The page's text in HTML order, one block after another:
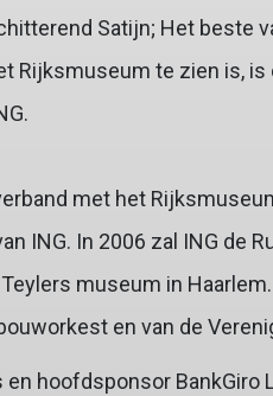
Satijn; Het beste
Rijksmuseum te zien is,
met het
ING. In 2006 zal ING de
museum in
en van de
hoofdsponsor BankGiro